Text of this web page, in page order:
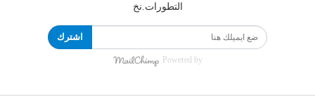
التطورات.نخ
اشترك
Powered by